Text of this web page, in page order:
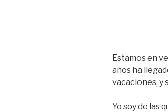
Estamos en
años ha
vacaciones, y
Yo soy de las